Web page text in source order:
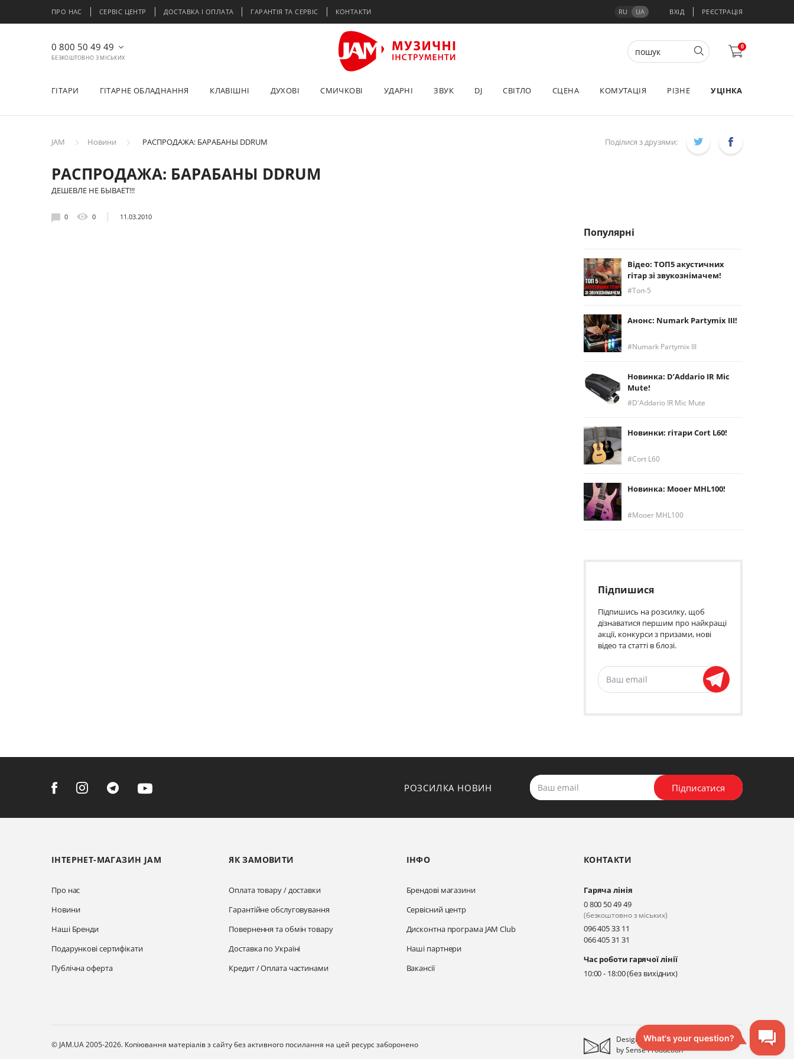
ПРО НАС СЕРВІС ЦЕНТР ДОСТАВКА І ОПЛАТА ГАРАНТІЯ ТА СЕРВІС КОНТАКТИ RU UA ВХІД РЕЄСТРАЦІЯ
0 800 50 49 49
БЕЗКОШТОВНО З МІСЬКИХ
0
ГІТАРИ ГІТАРНЕ ОБЛАДНАННЯ КЛАВІШНІ ДУХОВІ СМИЧКОВІ УДАРНІ ЗВУК DJ СВІТЛО СЦЕНА КОМУТАЦІЯ РІЗНЕ УЦІНКА
JAM Новини РАСПРОДАЖА: БАРАБАНЫ DDRUM
РАСПРОДАЖА: БАРАБАНЫ DDRUM
ДЕШЕВЛЕ НЕ БЫВАЕТ!!!
0 0 11.03.2010
Поділися з друзями:
Популярні
Відео: ТОП5 акустичних
гітар зі звукознімачем!
Топ-5
Анонс: Numark Partymix III!
Numark Partymix III
Новинка: D’Addario IR Mic
Mute!
D'Addario IR Mic Mute
Новинки: гітари Cort L60!
Cort L60
Новинка: Mooer MHL100!
Mooer MHL100
Підпишися
Підпишись на розсилку, щоб
дізнаватися першим про найкращі
акції, конкурси з призами, нові
відео та статті в блозі.
РОЗСИЛКА НОВИН Підписатися
ІНТЕРНЕТ-МАГАЗИН JAM
Про нас
Новини
Наші Бренди
Подарункові сертифікати
Публічна оферта
ЯК ЗАМОВИТИ
Оплата товару / доставки
Гарантійне обслуговування
Повернення та обмін товару
Доставка по Україні
Кредит / Оплата частинами
ІНФО
Брендові магазини
Сервісний центр
Дисконтна програма JAM Club
Наші партнери
Вакансії
КОНТАКТИ
Гаряча лінія
0 800 50 49 49
(безкоштовно з міських)
096 405 33 11
066 405 31 31
Час роботи гарячої лінії
10:00 - 18:00 (без вихідних)
© JAM.UA 2005-2026. Копіювання матеріалів з сайту без активного посилання на цей ресурс заборонено
Designed
bySense Production